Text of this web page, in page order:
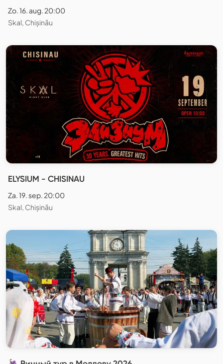
Zo. 16. aug. 20:00
Skal, Chișinău
ELYSIUM - CHISINAU
Za. 19. sep. 20:00
Skal, Chișinău